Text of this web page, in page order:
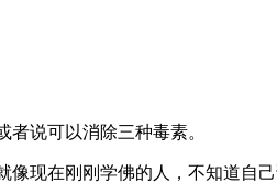
说可以消除三种毒素。
在刚刚学佛的人，不知道自